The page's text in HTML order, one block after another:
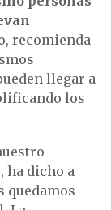
recomienda
llegar a
los
ha dicho a
quedamos